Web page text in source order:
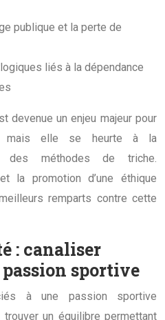
publique et la perte de
liés à la dépendance
devenue un enjeu majeur pour
mais elle se heurte à la
des méthodes de triche.
la promotion d’une éthique
remparts contre cette
: canaliser
sportive
à une passion sportive
un équilibre permettant